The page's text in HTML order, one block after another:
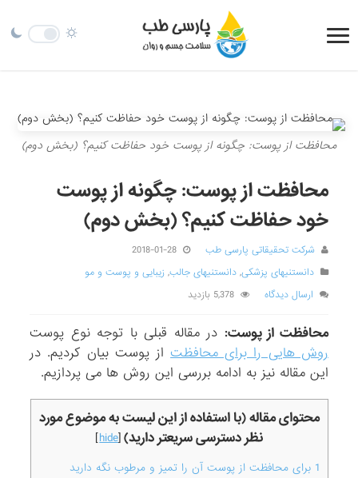
محافظت از پوست: چگونه از پوست خود حفاظت کنیم؟ (بخش دوم)
محافظت از پوست: چگونه از پوست
خود حفاظت کنیم؟ (بخش دوم)
شرکت تحقیقاتی پارسی طب
2018-01-28
دانستنیهای پزشکی,دانستنیهای جالب,زیبایی و پوست و مو
ارسال دیدگاه
5,378 بازدید
محافظت از پوست: در مقاله قبلی با توجه نوع پوست
روش هایی را برای محافظتاز پوست بیان کردیم. در
این مقاله نیز به ادامه بررسی این روش­ ها می پردازیم.
محتوای مقاله (با استفاده از این لیست به موضوع مورد
نظر دسترسی سریعتر دارید)[
hide
]
1 برای محافظت از پوست آن را تمیز و مرطوب نگه دارید